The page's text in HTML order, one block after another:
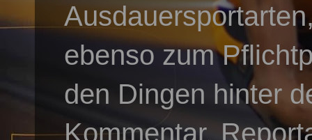
ebenso zum
den Dingen hinter
Kommentar,